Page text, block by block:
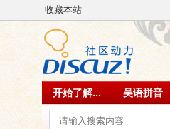
收藏本站
开始了解... 吴语拼音